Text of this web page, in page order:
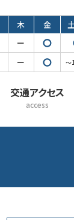
木 金
ー ◯
ー ◯ 〜
交通アクセス
access